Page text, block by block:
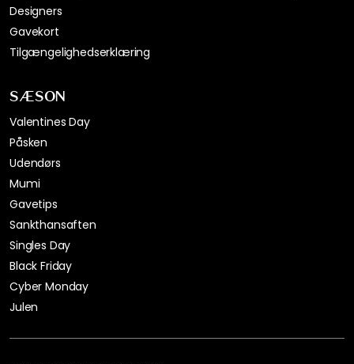
Designers
Gavekort
Tilgængelighedserklæring
SÆSON
Valentines Day
Påsken
Udendørs
Mumi
Gavetips
Sankthansaften
Singles Day
Black Friday
Cyber Monday
Julen